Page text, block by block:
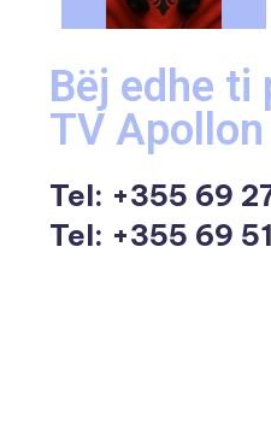
Bëj edhe
TV Apollon
Tel: +355 69
Tel: +355 69